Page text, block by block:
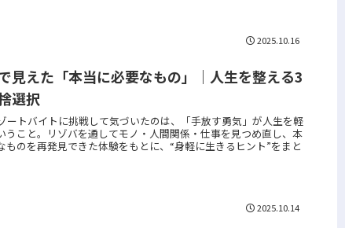
2025.10.16
見えた「本当に必要なもの」｜人生を整える3
選択
ートバイトに挑戦して気づいたのは、「手放す勇気」が人生を軽
うこと。リゾバを通してモノ・人間関係・仕事を見つめ直し、本
ものを再発見できた体験をもとに、“身軽に生きるヒント”をまと
2025.10.14